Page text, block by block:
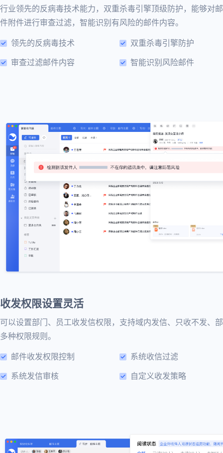
行业领先的反病毒技术能力，双重杀毒引擎顶级防护，能够对
件附件进行审查过滤，智能识别有风险的邮件内容。
领先的反病毒技术 双重杀毒引擎防护
审查过滤邮件内容 智能识别风险邮件
收发权限设置灵活
可以设置部门、员工收发信权限，支持域内发信、只收不发、
多种权限规则。
邮件收发权限控制 系统收信过滤
系统发信审核 自定义收发策略